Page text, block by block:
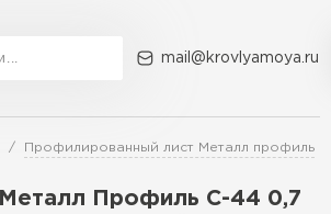
mail@krovlyamoya.ru
Профилированный лист Металл профиль
Профиль С-44 0,7
для забора
Доставка Контакты